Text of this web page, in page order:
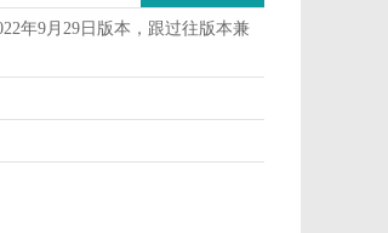
年9月29日版本，跟过往版本兼